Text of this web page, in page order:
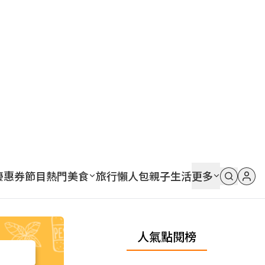
惠券節目熱門美食 旅行懶人包親子生活更多
人氣點閱榜